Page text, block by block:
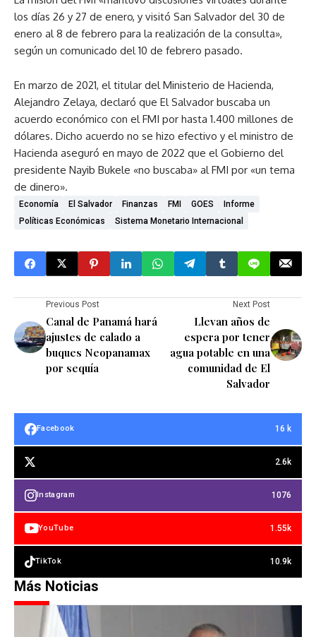
los días 26 y 27 de enero, y visitó San Salvador del 30 de
enero al 8 de febrero para la realización de la consulta»,
según un comunicado del 10 de febrero pasado.
En marzo de 2021, el titular del Ministerio de Hacienda,
Alejandro Zelaya, declaró que El Salvador buscaba un
acuerdo económico con el FMI por hasta 1.400 millones de
dólares. Dicho acuerdo no se hizo efectivo y el ministro de
Hacienda aseguró en mayo de 2022 que el Gobierno del
presidente Nayib Bukele «no buscaba» al FMI por «un tema
de dinero».
Economía El Salvador Finanzas FMI GOES
Informe
Políticas Económicas
Sistema Monetario Internacional
Previous Post
Canal de Panamá hará
ajustes de calado a
buques Neopanamax
por sequía
Next Post
Llevan años de
espera por tener
agua potable en una
comunidad de El
Salvador
Facebook 16 k
2.6k
Instagram 1076
YouTube 1.55k
TikTok 10.9k
Más Noticias